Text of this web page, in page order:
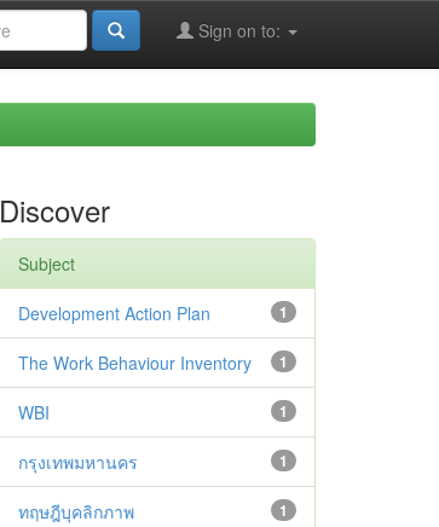
Sign on to:
Discover
Subject
1
Development Action Plan
1
The Work Behaviour Inventory
1
WBI
1
กรุงเทพมหานคร
1
ทฤษฎีบุคลิกภาพ